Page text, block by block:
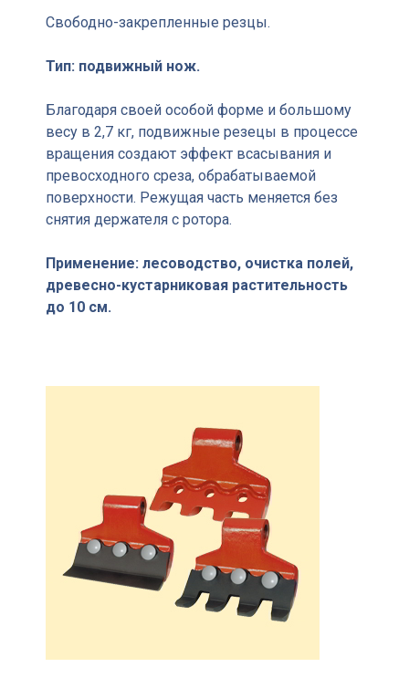
Свободно-закрепленные резцы.
Тип: подвижный нож.
Благодаря своей особой форме и большому
весу в 2,7 кг, подвижные резецы в процессе
вращения создают эффект всасывания и
превосходного среза, обрабатываемой
поверхности. Режущая часть меняется без
снятия держателя с ротора.
Применение: лесоводство, очистка полей,
древесно-кустарниковая растительность
до 10 см.